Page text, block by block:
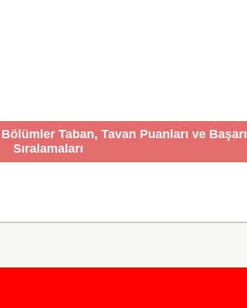
Taban, Tavan Puanları ve Başarı
Sıralamaları